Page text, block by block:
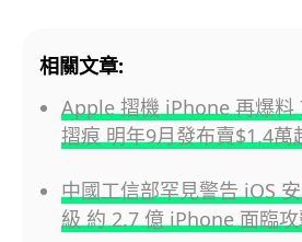
相關文章:
Apple 摺機 iPhone 再爆料
摺痕 明年9月發布賣$1.4萬
中國工信部罕見警告 iOS
級 約 2.7 億 iPhone 面臨